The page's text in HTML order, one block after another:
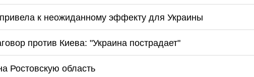
к неожиданному эффекту для Украины
против Киева: "Украина пострадает"
Ростовскую область